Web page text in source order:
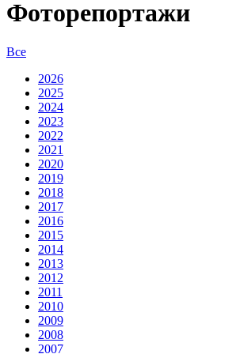
Фоторепортажи
Все
2026
2025
2024
2023
2022
2021
2020
2019
2018
2017
2016
2015
2014
2013
2012
2011
2010
2009
2008
2007